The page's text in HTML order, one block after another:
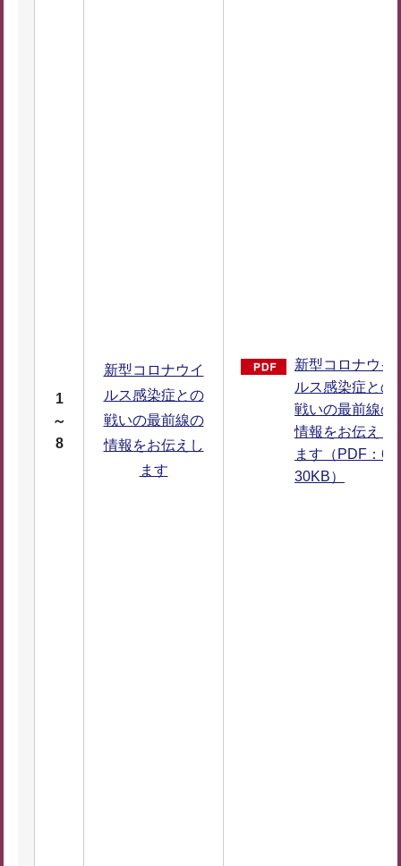
1
～
8
新型コロナウイ
ルス感染症との
戦いの最前線の
情報をお伝えし
ます
新型コロナウイ
ルス感染症との
戦いの最前線の
情報をお伝えし
ます（PDF：6,0
30KB）